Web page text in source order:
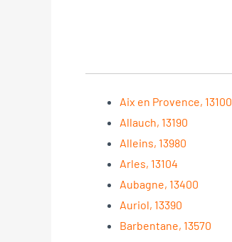
Aix en Provence, 13100
Allauch, 13190
Alleins, 13980
Arles, 13104
Aubagne, 13400
Auriol, 13390
Barbentane, 13570